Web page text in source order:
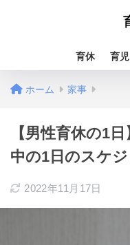
育休 育児
ホーム 家事
【男性育休の1
中の1日のスケ
2022年11月17日